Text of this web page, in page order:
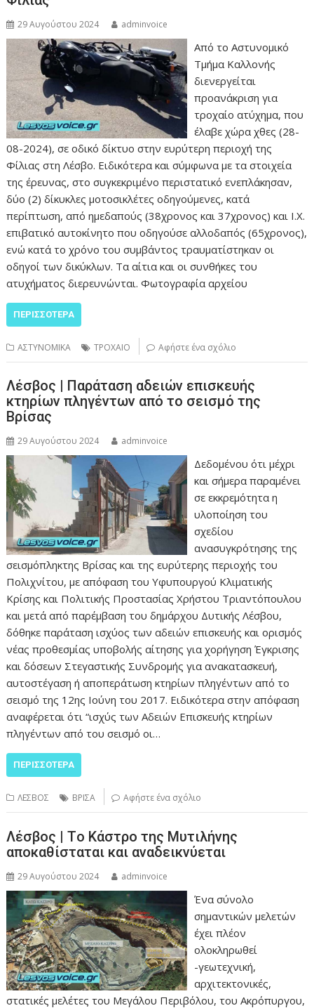
29 Αυγούστου 2024 adminvoice
Από το Αστυνομικό
Τμήμα Καλλονής
διενεργείται
προανάκριση για
τροχαίο ατύχημα, που
έλαβε χώρα χθες (28-
08-2024), σε οδικό δίκτυο στην ευρύτερη περιοχή της
Φίλιας στη Λέσβο. Ειδικότερα και σύμφωνα με τα στοιχεία
της έρευνας, στο συγκεκριμένο περιστατικό ενεπλάκησαν,
δύο (2) δίκυκλες μοτοσικλέτες οδηγούμενες, κατά
περίπτωση, από ημεδαπούς (38χρονος και 37χρονος) και Ι.Χ.
επιβατικό αυτοκίνητο που οδηγούσε αλλοδαπός (65χρονος),
ενώ κατά το χρόνο του συμβάντος τραυματίστηκαν οι
οδηγοί των δικύκλων. Τα αίτια και οι συνθήκες του
ατυχήματος διερευνώνται. Φωτογραφία αρχείου
ΠΕΡΙΣΣΌΤΕΡΑ
ΑΣΤΥΝΟΜΙΚΑ ΤΡΟΧΑΙΟ Αφήστε ένα σχόλιο
Λέσβος | Παράταση αδειών επισκευής
κτηρίων πληγέντων από το σεισμό της
Βρίσας
29 Αυγούστου 2024 adminvoice
Δεδομένου ότι μέχρι
και σήμερα παραμένει
σε εκκρεμότητα η
υλοποίηση του
σχεδίου
ανασυγκρότησης της
σεισμόπληκτης Βρίσας και της ευρύτερης περιοχής του
Πολιχνίτου, με απόφαση του Υφυπουργού Κλιματικής
Κρίσης και Πολιτικής Προστασίας Χρήστου Τριαντόπουλου
και μετά από παρέμβαση του δημάρχου Δυτικής Λέσβου,
δόθηκε παράταση ισχύος των αδειών επισκευής και ορισμός
νέας προθεσμίας υποβολής αίτησης για χορήγηση Έγκρισης
και δόσεων Στεγαστικής Συνδρομής για ανακατασκευή,
αυτοστέγαση ή αποπεράτωση κτηρίων πληγέντων από το
σεισμό της 12ης Ιούνη του 2017. Ειδικότερα στην απόφαση
αναφέρεται ότι “ισχύς των Αδειών Επισκευής κτηρίων
πληγέντων από του σεισμό οι…
ΠΕΡΙΣΣΌΤΕΡΑ
ΛΕΣΒΟΣ ΒΡΙΣΑ Αφήστε ένα σχόλιο
Λέσβος | Tο Κάστρο της Μυτιλήνης
αποκαθίσταται και αναδεικνύεται
29 Αυγούστου 2024 adminvoice
Ένα σύνολο
σημαντικών μελετών
έχει πλέον
ολοκληρωθεί
-γεωτεχνική,
αρχιτεκτονικές,
στατικές μελέτες του Μεγάλου Περιβόλου, του Ακρόπυργου,